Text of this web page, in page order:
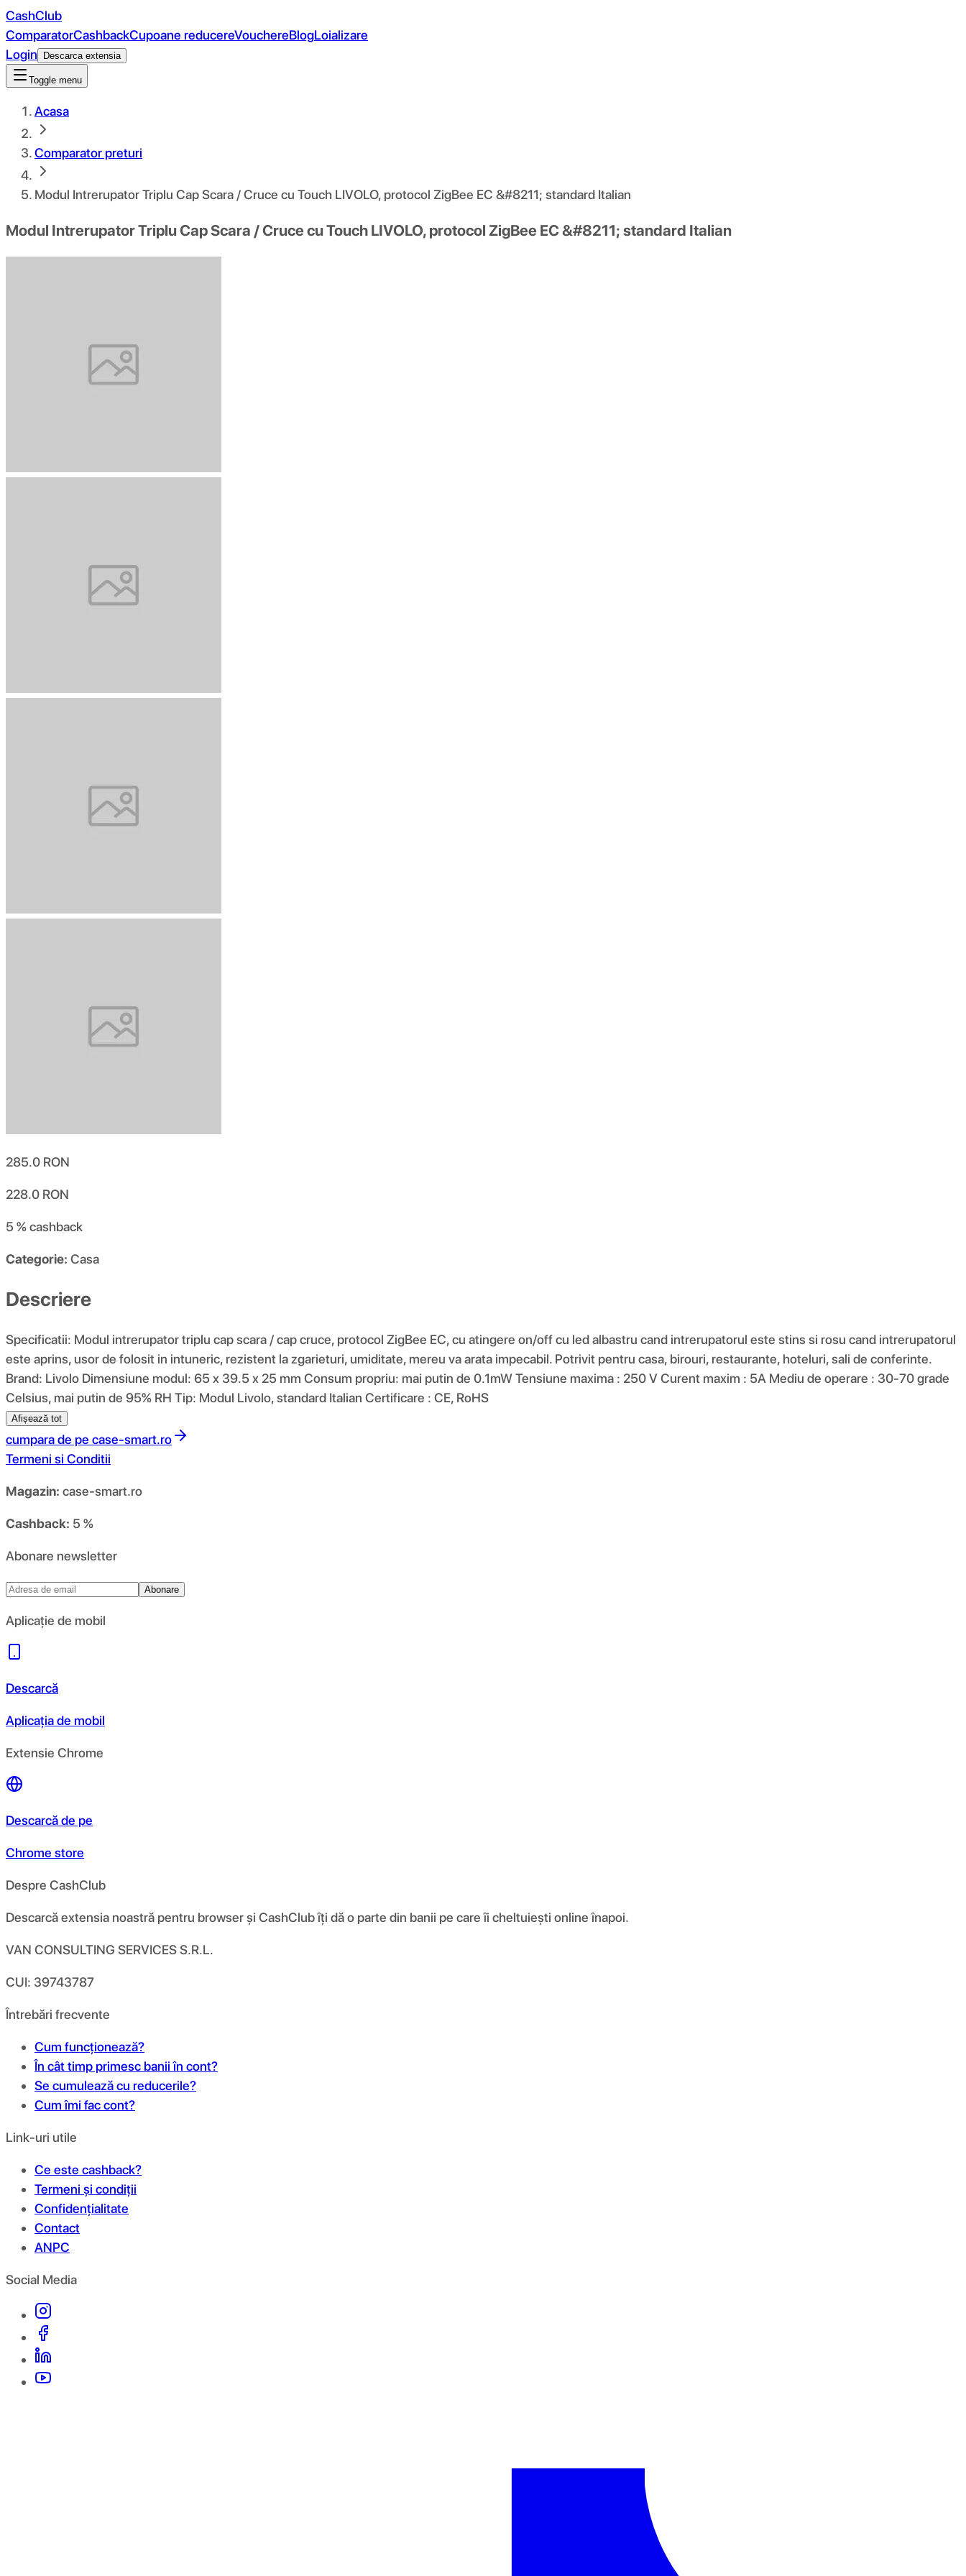
CashClub
ComparatorCashbackCupoane reducereVouchereBlogLoializare
Login
Descarca extensia
Toggle menu
Acasa
Comparator preturi
Modul Intrerupator Triplu Cap Scara / Cruce cu Touch LIVOLO, protocol ZigBee EC &#8211; standard Italian
Modul Intrerupator Triplu Cap Scara / Cruce cu Touch LIVOLO, protocol ZigBee EC &#8211; standard Italian
285.0 RON
228.0 RON
5 %cashback
Categorie: Casa
Descriere
Specificatii: Modul intrerupator triplu cap scara / cap cruce, protocol ZigBee EC, cu atingere on/off cu led albastru cand intrerupatorul este stins si rosu cand intrerupatorul
este aprins, usor de folosit in intuneric, rezistent la zgarieturi, umiditate, mereu va arata impecabil. Potrivit pentru casa, birouri, restaurante, hoteluri, sali de conferinte.
Brand: Livolo Dimensiune modul: 65 x 39.5 x 25 mm Consum propriu: mai putin de 0.1mW Tensiune maxima : 250 V Curent maxim : 5A Mediu de operare : 30-70 grade
Celsius, mai putin de 95% RH Tip: Modul Livolo, standard Italian Certificare : CE, RoHS
Afișează tot
cumpara de pe case-smart.ro
Termeni si Conditii
Magazin: case-smart.ro
Cashback: 5 %
Abonare newsletter
Abonare
Aplicație de mobil
Descarcă
Aplicația de mobil
Extensie Chrome
Descarcă de pe
Chrome store
Despre CashClub
Descarcă extensia noastră pentru browser și CashClub îți dă o parte din banii pe care îi cheltuiești online înapoi.
VAN CONSULTING SERVICES S.R.L.
CUI: 39743787
Întrebări frecvente
Cum funcționează?
În cât timp primesc banii în cont?
Se cumulează cu reducerile?
Cum îmi fac cont?
Link-uri utile
Ce este cashback?
Termeni și condiții
Confidențialitate
Contact
ANPC
Social Media